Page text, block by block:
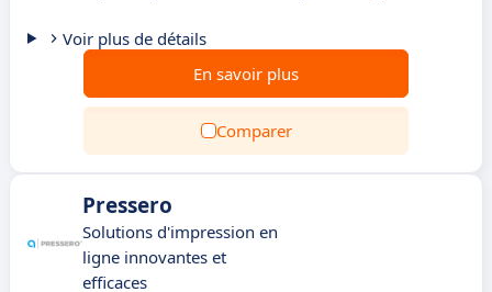
Voir plus de détails
En savoir plus
Comparer
Pressero
Solutions d'impression en
ligne innovantes et
efficaces